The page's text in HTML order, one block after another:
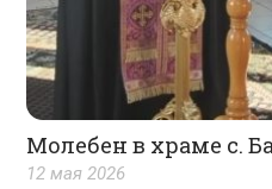
Молебен в храме с.
12 мая 2026